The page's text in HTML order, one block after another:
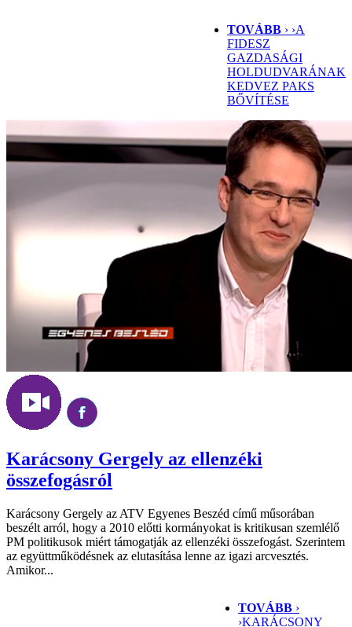
TOVÁBB › ›A
FIDESZ
GAZDASÁGI
HOLDUDVARÁNAK
KEDVEZ PAKS
BŐVÍTÉSE
Karácsony Gergely az ellenzéki
összefogásról
Karácsony Gergely az ATV Egyenes Beszéd című műsorában
beszélt arról, hogy a 2010 előtti kormányokat is kritikusan szemlélő
PM politikusok miért támogatják az ellenzéki összefogást. Szerintem
az együttműködésnek az elutasítása lenne az igazi arcvesztés.
Amikor...
TOVÁBB ›
›KARÁCSONY